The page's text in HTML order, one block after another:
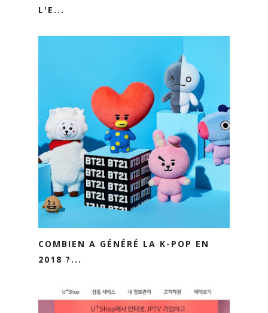
L'E...
COMBIEN A GÉNÉRÉ LA K-POP EN
2018 ?...